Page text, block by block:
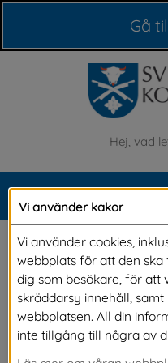
Gå
Sök
Rösta på
På valdagen den 13
din vallokal eller i
Vi använder kakor
Vi använder cookies,
webbplats för att den
dig som besökare, för att
skräddarsy innehåll,
webbplatsen. All din
inte tillgång till några av